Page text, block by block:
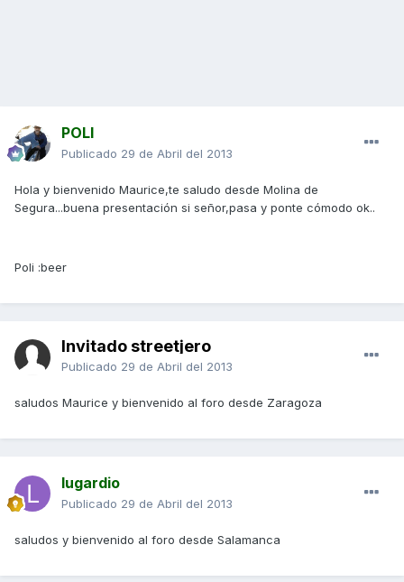
POLI
Publicado 29 de Abril del 2013
Hola y bienvenido Maurice,te saludo desde Molina de
Segura...buena presentación si señor,pasa y ponte cómodo ok..
Poli :beer
Invitado streetjero
Publicado 29 de Abril del 2013
saludos Maurice y bienvenido al foro desde Zaragoza
lugardio
Publicado 29 de Abril del 2013
saludos y bienvenido al foro desde Salamanca